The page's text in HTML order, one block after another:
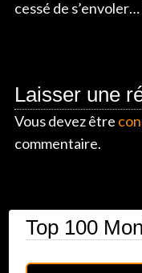
cessé de
Laisser une
Vous devez être
commentaire.
Top 100